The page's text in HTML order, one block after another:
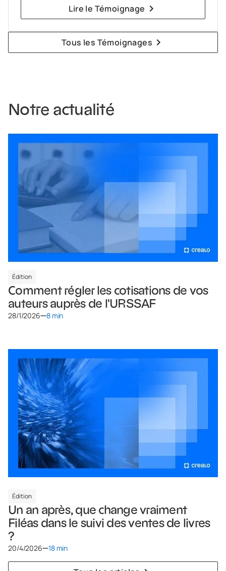
Lire le Témoignage
Tous les Témoignages
Notre actualité
Édition
Comment régler les cotisations de vos
auteurs auprès de l'URSSAF
28/1/2026 8 min
Édition
Un an après, que change vraiment
Filéas dans le suivi des ventes de livres
?
20/4/2026 18 min